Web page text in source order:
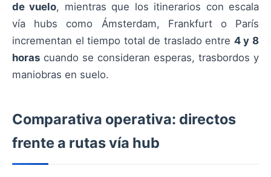
de vuelo, mientras que los itinerarios con escala
vía hubs como Ámsterdam, Frankfurt o París
incrementan el tiempo total de traslado entre 4 y 8
horas cuando se consideran esperas, trasbordos y
maniobras en suelo.
Comparativa operativa: directos
frente a rutas vía hub